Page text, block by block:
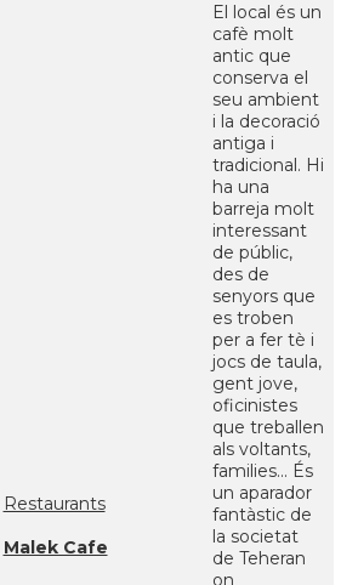
Restaurants
Malek Cafe
El local és un
cafè molt
antic que
conserva el
seu ambient
i la decoració
antiga i
tradicional. Hi
ha una
barreja molt
interessant
de públic,
des de
senyors que
es troben
per a fer tè i
jocs de taula,
gent jove,
oficinistes
que treballen
als voltants,
families... És
un aparador
fantàstic de
la societat
de Teheran
on